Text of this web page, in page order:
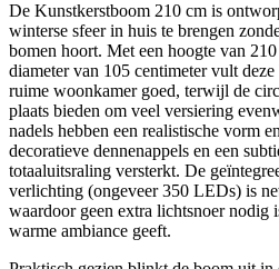
De Kunstkerstboom 210 cm is
winterse sfeer in huis te brengen
bomen hoort. Met een hoogte van
diameter van 105 centimeter vult
ruime woonkamer goed, terwijl de
plaats bieden om veel versiering
nadels hebben een realistische vorm
decoratieve dennenappels en een
totaaluitsraling versterkt. De
verlichting (ongeveer 350 LEDs) is
waardoor geen extra lichtsnoer nodig
warme ambiance geeft.